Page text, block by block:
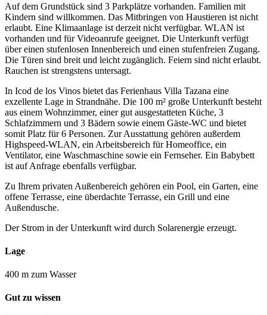
Auf dem Grundstück sind 3 Parkplätze vorhanden. Familien mit
Kindern sind willkommen. Das Mitbringen von Haustieren ist nicht
erlaubt. Eine Klimaanlage ist derzeit nicht verfügbar. WLAN ist
vorhanden und für Videoanrufe geeignet. Die Unterkunft verfügt
über einen stufenlosen Innenbereich und einen stufenfreien Zugang.
Die Türen sind breit und leicht zugänglich. Feiern sind nicht erlaubt.
Rauchen ist strengstens untersagt.
In Icod de los Vinos bietet das Ferienhaus Villa Tazana eine
exzellente Lage in Strandnähe. Die 100 m² große Unterkunft besteht
aus einem Wohnzimmer, einer gut ausgestatteten Küche, 3
Schlafzimmern und 3 Bädern sowie einem Gäste-WC und bietet
somit Platz für 6 Personen. Zur Ausstattung gehören außerdem
Highspeed-WLAN, ein Arbeitsbereich für Homeoffice, ein
Ventilator, eine Waschmaschine sowie ein Fernseher. Ein Babybett
ist auf Anfrage ebenfalls verfügbar.
Zu Ihrem privaten Außenbereich gehören ein Pool, ein Garten, eine
offene Terrasse, eine überdachte Terrasse, ein Grill und eine
Außendusche.
Der Strom in der Unterkunft wird durch Solarenergie erzeugt.
Lage
400 m zum Wasser
Gut zu wissen